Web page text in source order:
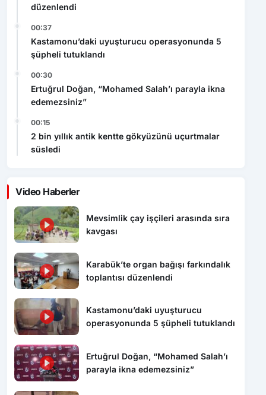
düzenlendi
00:37
Kastamonu’daki uyuşturucu operasyonunda 5
şüpheli tutuklandı
00:30
Ertuğrul Doğan, “Mohamed Salah’ı parayla ikna
edemezsiniz”
00:15
2 bin yıllık antik kentte gökyüzünü uçurtmalar
süsledi
Video Haberler
Mevsimlik çay işçileri arasında sıra
kavgası
Karabük’te organ bağışı farkındalık
toplantısı düzenlendi
Kastamonu’daki uyuşturucu
operasyonunda 5 şüpheli tutuklandı
Ertuğrul Doğan, “Mohamed Salah’ı
parayla ikna edemezsiniz”